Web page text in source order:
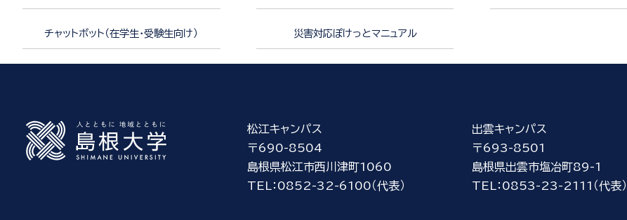
チャットボット（在学生・受験生向け） 災害対応ぽけっとマニュアル
松江キャンパス
〒690-8504
島根県松江市西川津町1060
TEL：0852-32-6100（代表）
出雲キャンパス
〒693-8501
島根県出雲市塩冶町89-1
TEL：0853-23-2111（代表）